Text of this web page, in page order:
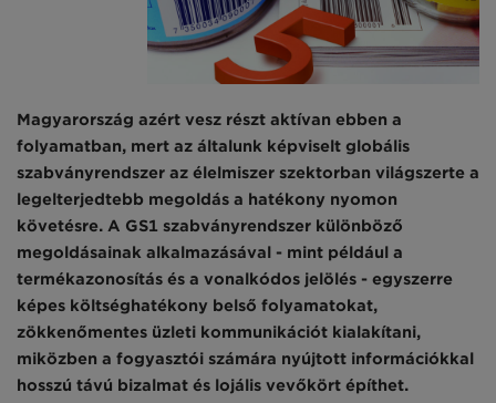
Magyarország azért vesz részt aktívan ebben a
folyamatban, mert az általunk képviselt globális
szabványrendszer az élelmiszer szektorban világszerte a
legelterjedtebb megoldás a hatékony nyomon
követésre. A GS1 szabványrendszer különböző
megoldásainak alkalmazásával - mint például a
termékazonosítás és a vonalkódos jelölés - egyszerre
képes költséghatékony belső folyamatokat,
zökkenőmentes üzleti kommunikációt kialakítani,
miközben a fogyasztói számára nyújtott információkkal
hosszú távú bizalmat és lojális vevőkört építhet.